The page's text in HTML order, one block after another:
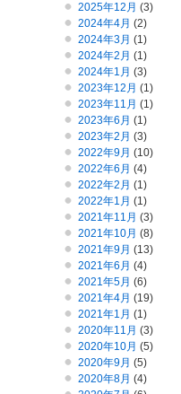
2025年12月 (3)
2024年4月 (2)
2024年3月 (1)
2024年2月 (1)
2024年1月 (3)
2023年12月 (1)
2023年11月 (1)
2023年6月 (1)
2023年2月 (3)
2022年9月 (10)
2022年6月 (4)
2022年2月 (1)
2022年1月 (1)
2021年11月 (3)
2021年10月 (8)
2021年9月 (13)
2021年6月 (4)
2021年5月 (6)
2021年4月 (19)
2021年1月 (1)
2020年11月 (3)
2020年10月 (5)
2020年9月 (5)
2020年8月 (4)